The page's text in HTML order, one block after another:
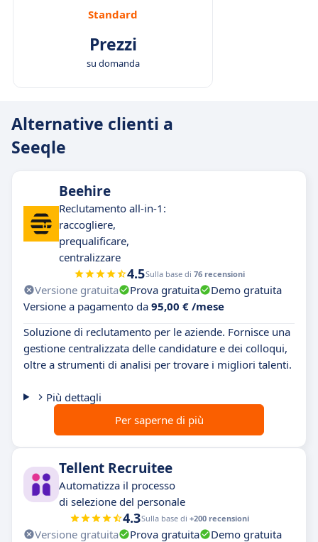
Standard
Prezzi
su domanda
Alternative clienti a
Seeqle
Beehire
Reclutamento all-in-1:
raccogliere,
prequalificare,
centralizzare
4.5Sulla base di 76 recensioni
Versione gratuita Prova gratuita
Demo gratuita
Versione a pagamento da 95,00 € /mese
Soluzione di reclutamento per le aziende. Fornisce una
gestione centralizzata delle candidature e dei colloqui,
oltre a strumenti di analisi per trovare i migliori talenti.
Più dettagli
Per saperne di più
Tellent Recruitee
Automatizza il processo
di selezione del personale
4.3Sulla base di +200 recensioni
Versione gratuita Prova gratuita
Demo gratuita